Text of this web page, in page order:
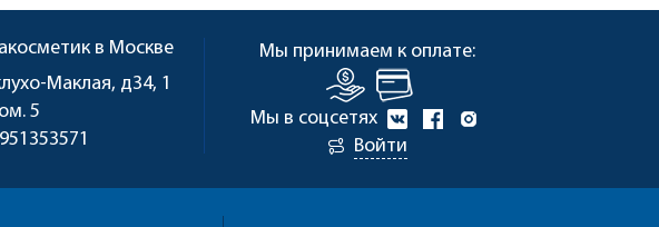
в Москве
Маклая, д34, 1
5
Мы принимаем к оплате:
Мы в соцсетях
Войти